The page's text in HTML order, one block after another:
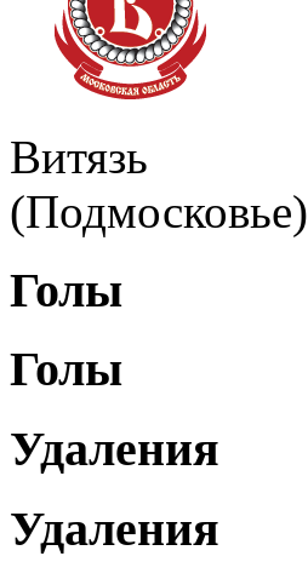
Витязь
(Подмосковье)
Голы
Голы
Удаления
Удаления